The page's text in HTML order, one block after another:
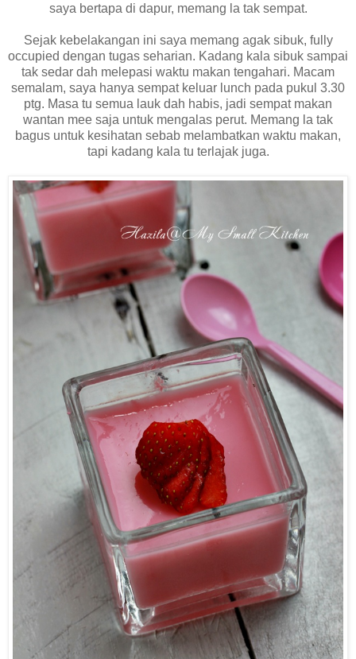
saya bertapa di dapur, memang la tak sempat.
Sejak kebelakangan ini saya memang agak sibuk, fully
occupied dengan tugas seharian. Kadang kala sibuk sampai
tak sedar dah melepasi waktu makan tengahari. Macam
semalam, saya hanya sempat keluar lunch pada pukul 3.30
ptg. Masa tu semua lauk dah habis, jadi sempat makan
wantan mee saja untuk mengalas perut. Memang la tak
bagus untuk kesihatan sebab melambatkan waktu makan,
tapi kadang kala tu terlajak juga.